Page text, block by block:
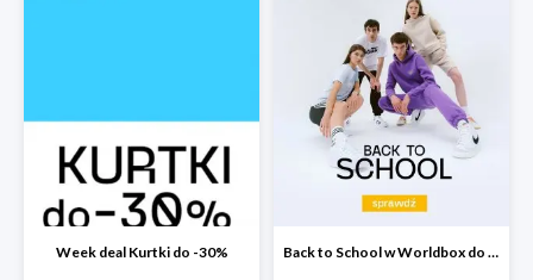
Week deal Kurtki do -30% Back to School w Worldbox do -40%